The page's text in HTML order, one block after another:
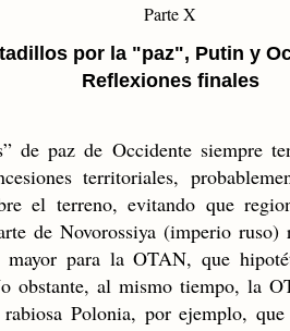
Parte X
por la "paz", Putin y
Reflexiones finales
de paz de Occidente siempre
territoriales,
el terreno, evitando que
de Novorossiya (imperio
mayor para la OTAN, que
obstante, al mismo tiempo, la
Polonia, por ejemplo,